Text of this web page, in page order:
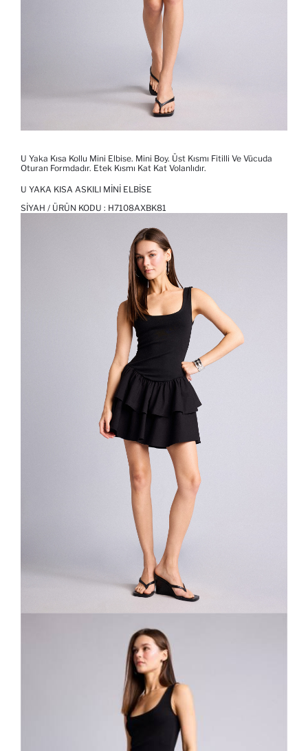
U Yaka Kısa Kollu Mini Elbise. Mini Boy. Üst Kısmı Fitilli Ve Vücuda
Oturan Formdadır. Etek Kısmı Kat Kat Volanlıdır.
U YAKA KISA ASKILI MINI ELBISE
SIYAH / ÜRÜN KODU : H7108AXBK81